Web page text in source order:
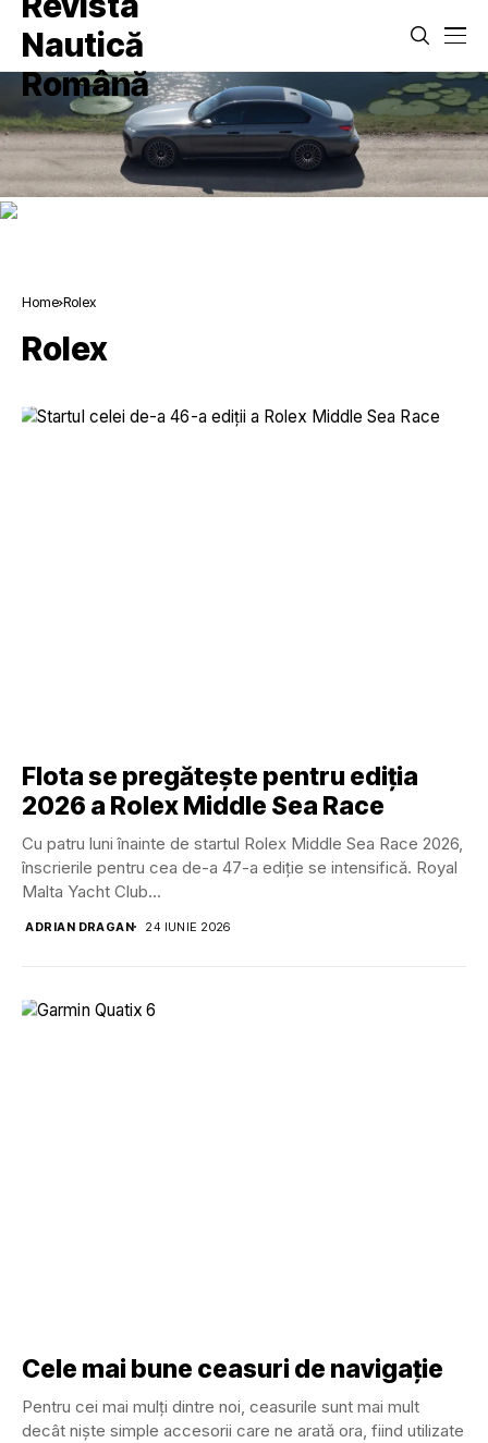
Home Rolex
Rolex
Flota se pregătește pentru ediția
2026 a Rolex Middle Sea Race
Cu patru luni înainte de startul Rolex Middle Sea Race 2026,
înscrierile pentru cea de-a 47-a ediție se intensifică. Royal
Malta Yacht Club...
ADRIAN DRAGAN 24 IUNIE 2026
Cele mai bune ceasuri de navigație
Pentru cei mai mulți dintre noi, ceasurile sunt mai mult
decât niște simple accesorii care ne arată ora, fiind utilizate